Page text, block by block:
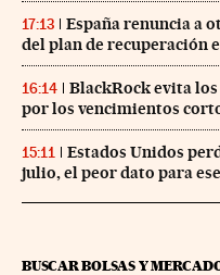
17:13
España renuncia a
del plan de recuperación
16:14
BlackRock evita
por los vencimientos
15:11
Estados Unidos
julio, el peor dato para
BUSCAR BOLSAS Y